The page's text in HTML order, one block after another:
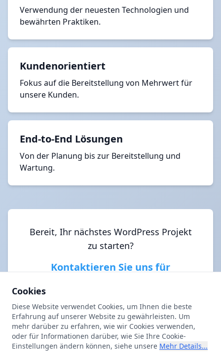
Verwendung der neuesten Technologien und
bewährten Praktiken.
Kundenorientiert
Fokus auf die Bereitstellung von Mehrwert für
unsere Kunden.
End-to-End Lösungen
Von der Planung bis zur Bereitstellung und
Wartung.
Bereit, Ihr nächstes WordPress Projekt
zu starten?
Kontaktieren Sie uns für
Cookies
Diese Website verwendet Cookies, um Ihnen die beste
Erfahrung auf unserer Website zu gewährleisten. Um
mehr darüber zu erfahren, wie wir Cookies verwenden,
oder für Informationen darüber, wie Sie Ihre Cookie-
Einstellungen ändern können, siehe unsere Mehr Details...